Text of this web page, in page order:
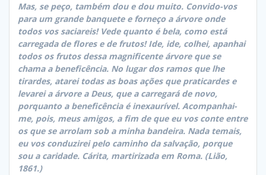
Mas, se peço, também dou e dou muito. Convido-vos
para um grande banquete e forneço a árvore onde
todos vos saciareis! Vede quanto é bela, como está
carregada de flores e de frutos! Ide, ide, colhei, apanhai
todos os frutos dessa magnificente árvore que se
chama a beneficência. No lugar dos ramos que lhe
tirardes, atarei todas as boas ações que praticardes e
levarei a árvore a Deus, que a carregará de novo,
porquanto a beneficência é inexaurível. Acompanhai-
me, pois, meus amigos, a fim de que eu vos conte entre
os que se arrolam sob a minha bandeira. Nada temais,
eu vos conduzirei pelo caminho da salvação, porque
sou a caridade. Cárita, martirizada em Roma. (Lião,
1861.)